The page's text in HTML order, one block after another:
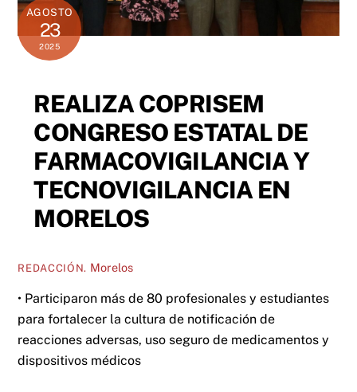
AGOSTO
23
2025
REALIZA COPRISEM
CONGRESO ESTATAL DE
FARMACOVIGILANCIA Y
TECNOVIGILANCIA EN
MORELOS
REDACCIÓN. Morelos
• Participaron más de 80 profesionales y estudiantes
para fortalecer la cultura de notificación de
reacciones adversas, uso seguro de medicamentos y
dispositivos médicos